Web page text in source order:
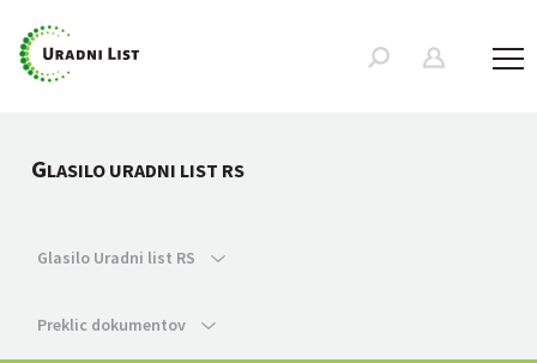
GLASILO URADNI LIST RS
Glasilo Uradni list RS
Preklic dokumentov